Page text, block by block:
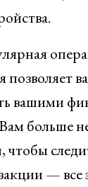
позволяет
вашими
больше
— все